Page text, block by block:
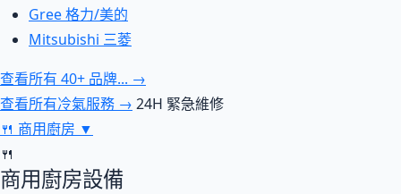
Gree 格力/美的
Mitsubishi 三菱
查看所有 40+ 品牌... →
查看所有冷氣服務 → 24H 緊急維修
🍴 商用廚房 ▼
🍴
商用廚房設備